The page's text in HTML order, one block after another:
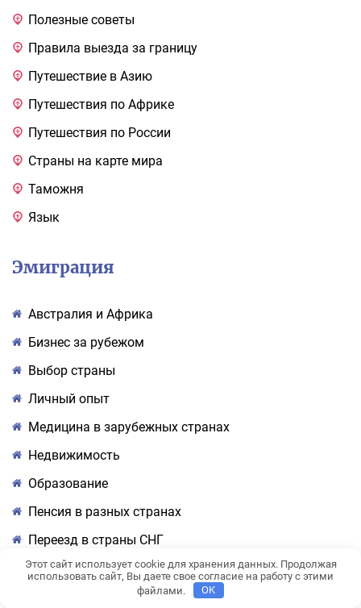
Полезные советы
Правила выезда за границу
Путешествие в Азию
Путешествия по Африке
Путешествия по России
Страны на карте мира
Таможня
Язык
Эмиграция
Австралия и Африка
Бизнес за рубежом
Выбор страны
Личный опыт
Медицина в зарубежных странах
Недвижимость
Образование
Пенсия в разных странах
Переезд в страны СНГ
Переезд в США и Канаду
ПМЖ в странах Центральной и Латинской Америке
Этот сайт использует cookie для хранения данных. Продолжая
использовать сайт, Вы даете свое согласие на работу с этими
файлами.
OK